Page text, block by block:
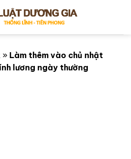
» Làm thêm vào chủ nhật
lương ngày thường